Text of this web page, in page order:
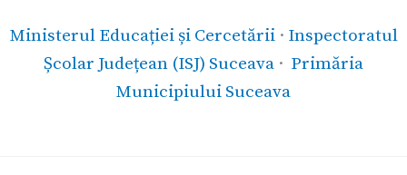
Ministerul Educației și Cercetării· Inspectoratul
Școlar Județean (ISJ) Suceava · Primăria
Municipiului Suceava